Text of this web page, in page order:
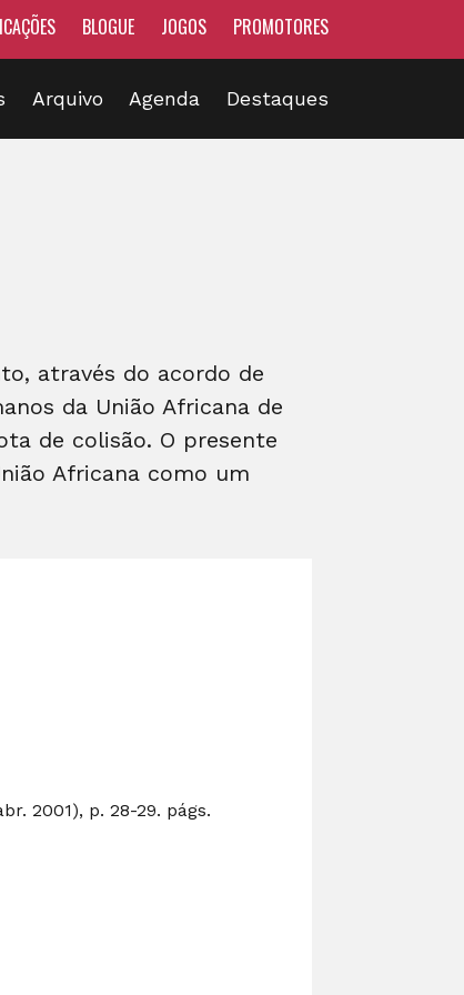
BLOGUE JOGOS PROMOTORES
Arquivo Agenda Destaques
através do acordo de
da União Africana de
de colisão. O presente
Africana como um
2001), p. 28-29. págs.